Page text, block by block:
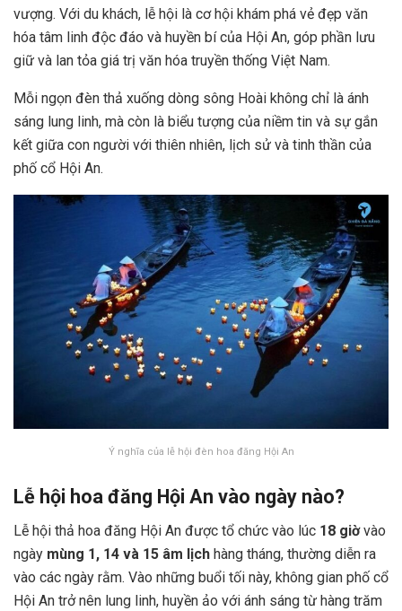
vượng. Với du khách, lễ hội là cơ hội khám phá vẻ đẹp văn
hóa tâm linh độc đáo và huyền bí của Hội An, góp phần lưu
giữ và lan tỏa giá trị văn hóa truyền thống Việt Nam.
Mỗi ngọn đèn thả xuống dòng sông Hoài không chỉ là ánh
sáng lung linh, mà còn là biểu tượng của niềm tin và sự gắn
kết giữa con người với thiên nhiên, lịch sử và tinh thần của
phố cổ Hội An.
Ý nghĩa của lễ hội đèn hoa đăng Hội An
Lễ hội hoa đăng Hội An vào ngày nào?
Lễ hội thả hoa đăng Hội An được tổ chức vào lúc 18 giờvào
ngày mùng 1, 14 và 15 âm lịch hàng tháng, thường diễn ra
vào các ngày rằm. Vào những buổi tối này, không gian phố cổ
Hội An trở nên lung linh, huyền ảo với ánh sáng từ hàng trăm